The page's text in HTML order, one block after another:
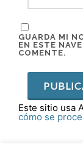
GUARDA MI
EN ESTE
COMENTE.
Este sitio usa
cómo se